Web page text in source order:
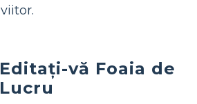
viitor.
Editați-vă Foaia de
Lucru